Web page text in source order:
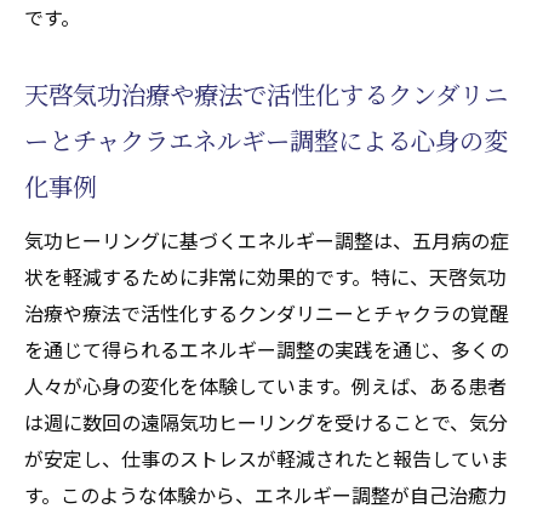
です。
天啓気功治療や療法で活性化するクンダリニ
ーとチャクラエネルギー調整による心身の変
化事例
気功ヒーリングに基づくエネルギー調整は、五月病の症
状を軽減するために非常に効果的です。特に、天啓気功
治療や療法で活性化するクンダリニーとチャクラの覚醒
を通じて得られるエネルギー調整の実践を通じ、多くの
人々が心身の変化を体験しています。例えば、ある患者
は週に数回の遠隔気功ヒーリングを受けることで、気分
が安定し、仕事のストレスが軽減されたと報告していま
す。このような体験から、エネルギー調整が自己治癒力